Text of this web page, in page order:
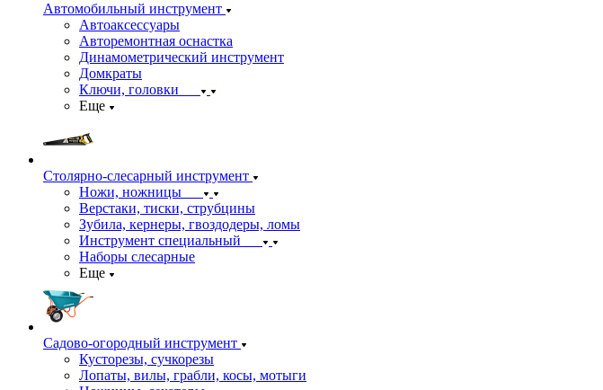
Автомобильный инструмент
Автоаксессуары
Авторемонтная оснастка
Динамометрический инструмент
Домкраты
Ключи, головки
Еще
Столярно-слесарный инструмент
Ножи, ножницы
Верстаки, тиски, струбцины
Зубила, кернеры, гвоздодеры, ломы
Инструмент специальный
Наборы слесарные
Еще
Садово-огородный инструмент
Кусторезы, сучкорезы
Лопаты, вилы, грабли, косы, мотыги